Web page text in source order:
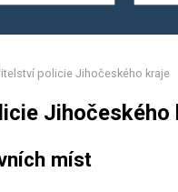
policie Jihočeského kraje
Jihočeského
míst